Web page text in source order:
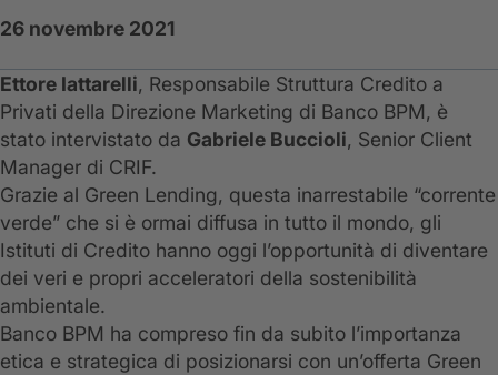
26 novembre 2021
Ettore Iattarelli, Responsabile Struttura Credito a
Privati della Direzione Marketing di Banco BPM, è
stato intervistato da Gabriele Buccioli, Senior Client
Manager di CRIF.
Grazie al Green Lending, questa inarrestabile “corrente
verde” che si è ormai diffusa in tutto il mondo, gli
Istituti di Credito hanno oggi l’opportunità di diventare
dei veri e propri acceleratori della sostenibilità
ambientale.
Banco BPM ha compreso fin da subito l’importanza
etica e strategica di posizionarsi con un’offerta Green